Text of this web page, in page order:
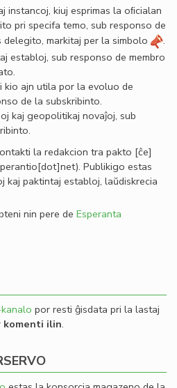
instancoj, kiuj esprimas la oﬁcialan
pri specifa temo, sub responso de
markitaj per la simbolo
.
establoj, sub responso de membro
kio ajn utila por la evoluo de
de la subskribinto.
kaj geopolitikaj novaĵoj, sub
la redakcion tra pakto [ĉe]
. Publikigo estas
kaj paktintaj establoj, laŭdiskrecia
nin pere de Esperanta
por resti ĝisdata pri la lastaj
komenti ilin.